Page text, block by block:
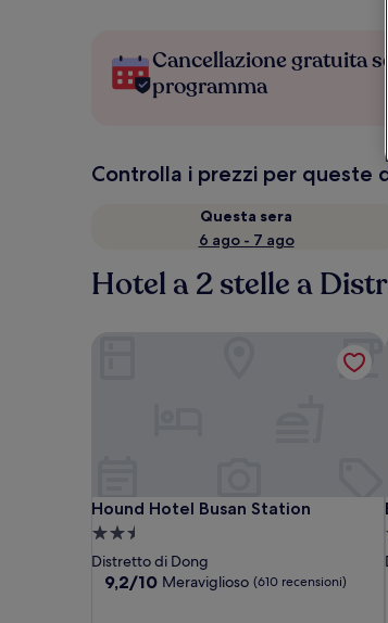
Cancellazione gratuita
programma
Controlla i prezzi per queste
Questa sera
6 ago - 7 ago
Hotel a 2 stelle a
Hound Hotel Busan Station
Hound Hotel Busan Station
Struttura
a
2.5
Distretto di Dong
9.2
9,2/10 Meraviglioso (610 recensioni)